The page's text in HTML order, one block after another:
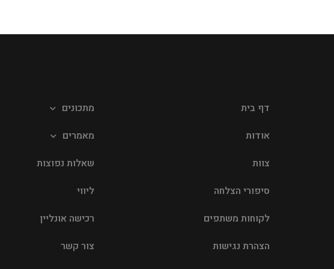
דף בית
אודות
צוות
סיפורי הצלחה
לקוחות משתפים
הצהרת נגישות
מתכונים
מאמרים
שאלות נפוצות
ליווי
רכישה אונליין
צור קשר